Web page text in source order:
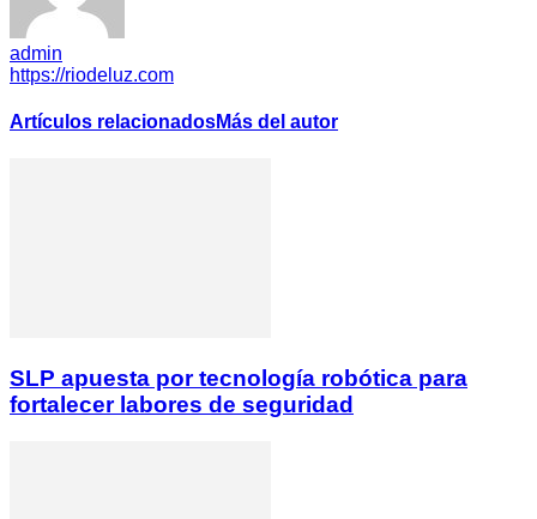
admin
https://riodeluz.com
Artículos relacionadosMás del autor
SLP apuesta por tecnología robótica para
fortalecer labores de seguridad